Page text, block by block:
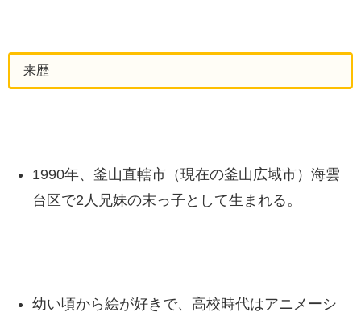
来歴
1990年、釜山直轄市（現在の釜山広域市）海雲
台区で2人兄妹の末っ子として生まれる。
幼い頃から絵が好きで、高校時代はアニメーシ